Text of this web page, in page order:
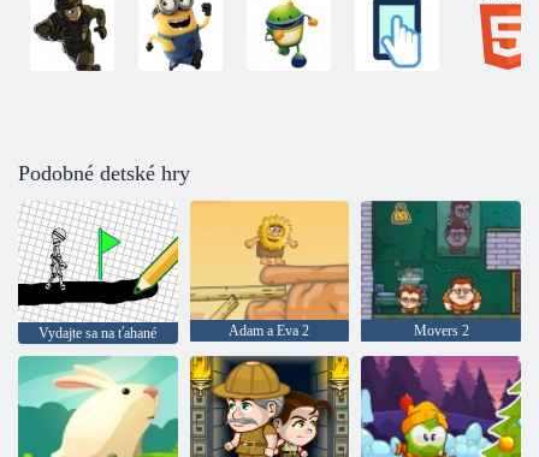
Podobné detské hry
Vydajte sa na ťahané Adam a Eva 2 Movers 2